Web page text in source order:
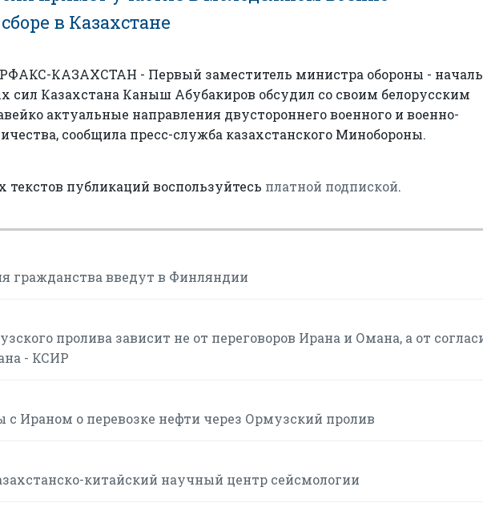
в Казахстане
КАЗАХСТАН - Первый заместитель министра обороны -
сил Казахстана Каныш Абубакиров обсудил со своим белорусским
актуальные направления двустороннего военного и военно-
сообщила пресс-служба казахстанского Минобороны.
публикаций воспользуйтесь платной подпиской.
гражданства введут в Финляндии
пролива зависит не от переговоров Ирана и Омана, а от
- КСИР
с Ираном о перевозке нефти через Ормузский пролив
китайский научный центр сейсмологии